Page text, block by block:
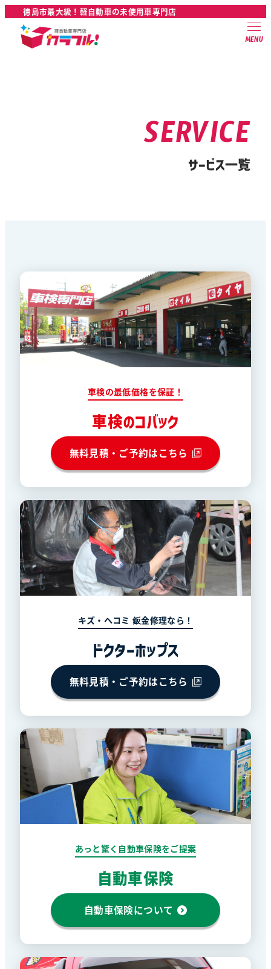
徳島市最大級！軽自動車の未使用車専門店
MENU
SERVICE
サービス一覧
車検の最低価格を保証！
車検のコバック
無料見積・ご予約はこちら
キズ・ヘコミ 鈑金修理なら！
ドクターホップス
無料見積・ご予約はこちら
あっと驚く自動車保険をご提案
自動車保険
自動車保険について